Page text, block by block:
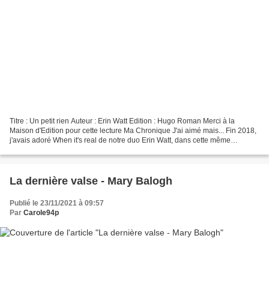
Titre : Un petit rien Auteur : Erin Watt Edition : Hugo Roman Merci à la
Maison d'Edition pour cette lecture Ma Chronique J'ai aimé mais... Fin 2018,
j'avais adoré When it's real de notre duo Erin Watt, dans cette même
La dernière valse - Mary Balogh
Publié le 23/11/2021 à 09:57
Par Carole94p